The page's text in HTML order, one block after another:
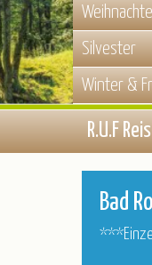
Silvester
Winter &
R.U.F
Bad